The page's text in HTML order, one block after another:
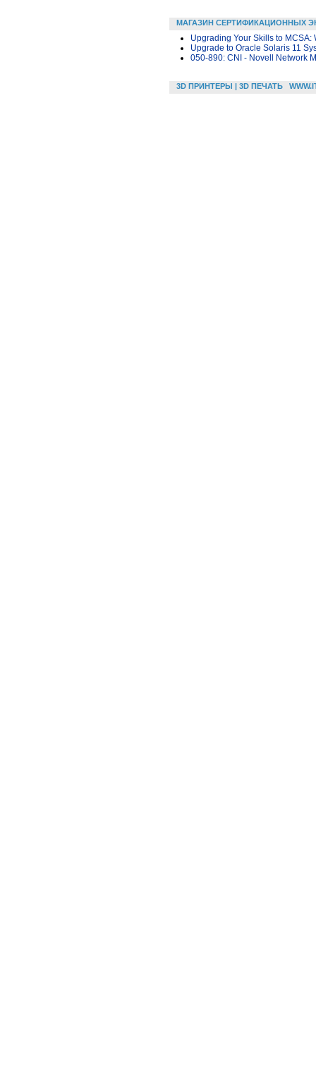
МАГАЗИН СЕРТИФИКАЦИОННЫХ
Upgrading Your Skills to MCSA:
Upgrade to Oracle Solaris 11
050-890: CNI - Novell Network
3D ПРИНТЕРЫ | 3D ПЕЧАТЬ